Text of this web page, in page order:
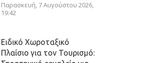
Παρασκευή, 7 Αυγούστου 2026,
19:42
Ειδικό Χωροταξικό
Πλαίσιο για τον Τουρισμό: